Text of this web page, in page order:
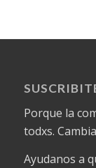
Porque la
todxs.
Ayudanos a